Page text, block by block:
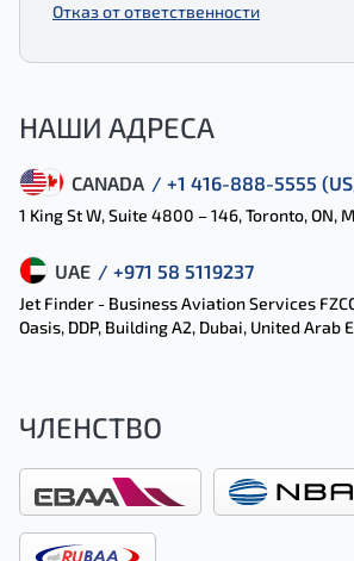
Отказ от ответственности
НАШИ АДРЕСА
CANADA / +1 416-888-5555
1 King St W, Suite 4800 – 146, Toronto, ON,
UAE / +971 58 5119237
Jet Finder - Business Aviation Services
Oasis, DDP, Building A2, Dubai, United Arab
ЧЛЕНСТВО